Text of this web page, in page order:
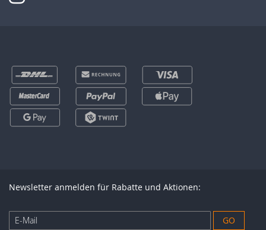
Newsletter anmelden für Rabatte und Aktionen:
Anmeldung
zum
GO